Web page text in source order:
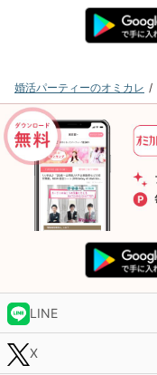
婚活パーティーのオミカレ
LINE
X